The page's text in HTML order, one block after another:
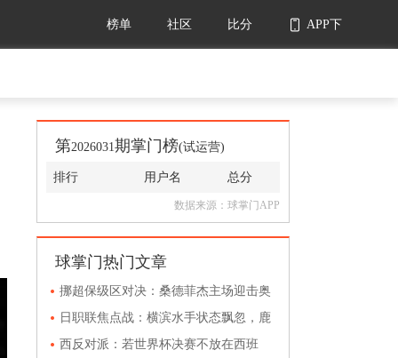
榜单 社区 比分 APP下
第2026031期掌门榜(试运营)
排行 用户名 总分
数据来源：球掌门APP
球掌门热门文章
挪超保级区对决：桑德菲杰主场迎击奥
斯陆，历史优势能否止住连败？
日职联焦点战：横滨水手状态飘忽，鹿
岛鹿角客场能否稳守前三？
西反对派：若世界杯决赛不放在西班